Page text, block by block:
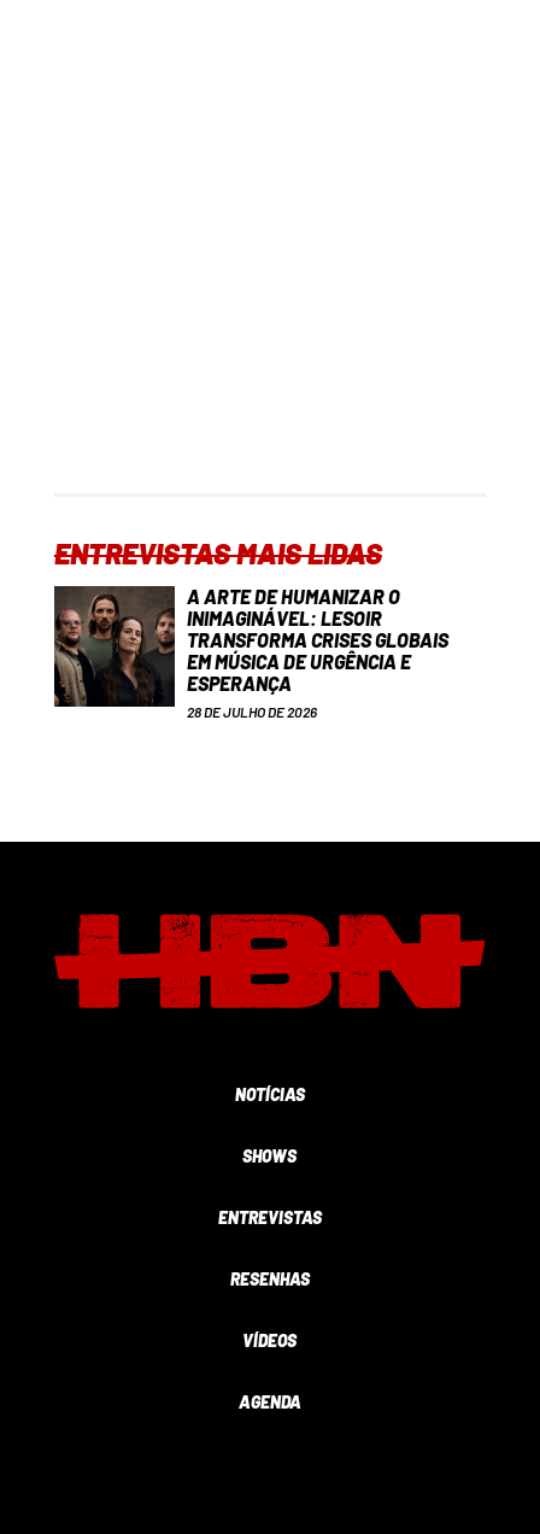
ENTREVISTAS MAIS LIDAS
A ARTE DE HUMANIZAR O
INIMAGINÁVEL: LESOIR
TRANSFORMA CRISES GLOBAIS
EM MÚSICA DE URGÊNCIA E
ESPERANÇA
28 DE JULHO DE 2026
NOTÍCIAS
SHOWS
ENTREVISTAS
RESENHAS
VÍDEOS
AGENDA